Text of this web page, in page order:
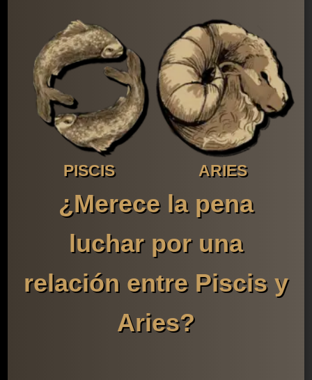
PISCIS ARIES
¿Merece la pena
luchar por una
relación entre Piscis y
Aries?